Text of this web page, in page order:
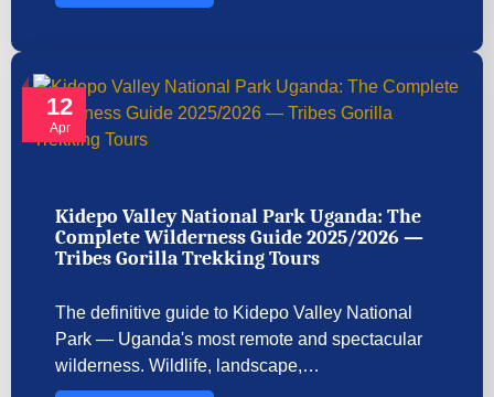
12
Apr
Kidepo Valley National Park Uganda: The
Complete Wilderness Guide 2025/2026 —
Tribes Gorilla Trekking Tours
The definitive guide to Kidepo Valley National
Park — Uganda's most remote and spectacular
wilderness. Wildlife, landscape,…